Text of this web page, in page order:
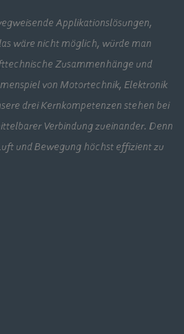
Applikationslösungen,
wäre nicht möglich, würde man
Zusammenhänge und
von Motortechnik, Elektronik
drei Kernkompetenzen stehen bei
Verbindung zueinander. Denn
und Bewegung höchst effizient zu